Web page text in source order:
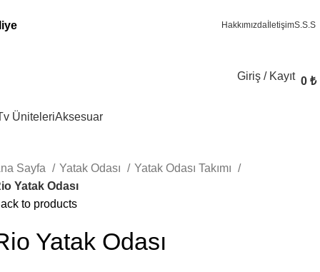
Hakkımızda İletişimS.S.S
Giriş / Kayıt 0 ₺
ÜniteleriAksesuar
Sayfa Yatak Odası
Yatak Odası Takımı
Yatak Odası
to products
Yatak Odası